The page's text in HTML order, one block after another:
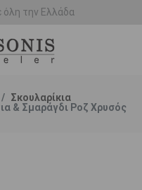
επιστροφής
Σκουλαρίκια
& Σμαράγδι Ροζ Χρυσός